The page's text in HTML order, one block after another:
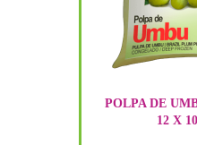
POLPA DE
12 X